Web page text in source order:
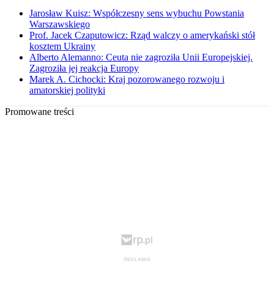
Jarosław Kuisz: Współczesny sens wybuchu Powstania
Warszawskiego
Prof. Jacek Czaputowicz: Rząd walczy o amerykański stół
kosztem Ukrainy
Alberto Alemanno: Ceuta nie zagroziła Unii Europejskiej.
Zagroziła jej reakcja Europy
Marek A. Cichocki: Kraj pozorowanego rozwoju i
amatorskiej polityki
Promowane treści